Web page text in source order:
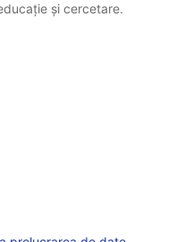
și cercetare.